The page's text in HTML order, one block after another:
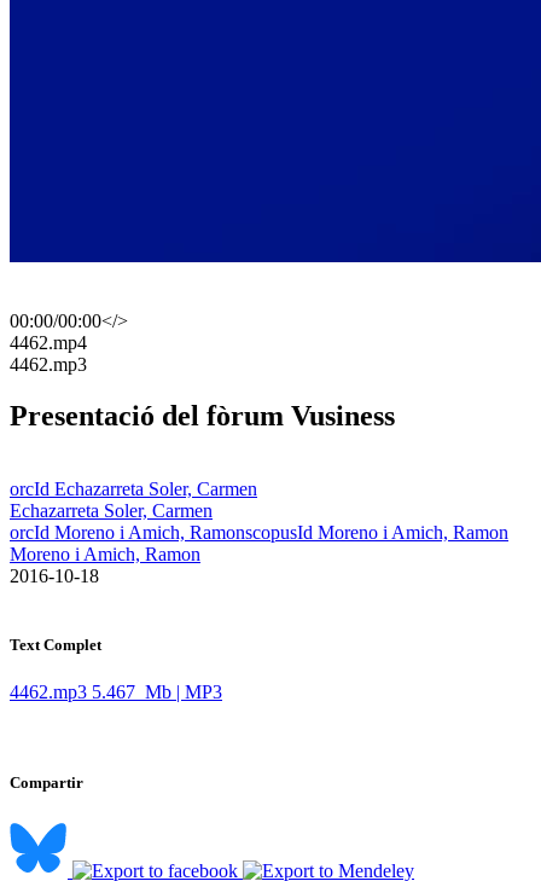
00:00/00:00</>
​4462.mp4
​4462.mp3
Presentació del fòrum Vusiness
orcId Echazarreta Soler, Carmen
Echazarreta Soler, Carmen
orcId Moreno i Amich, RamonscopusId Moreno i Amich, Ramon
Moreno i Amich, Ramon
​ 2016-10-18
Text Complet
4462.mp3 5.467 Mb | MP3
Compartir